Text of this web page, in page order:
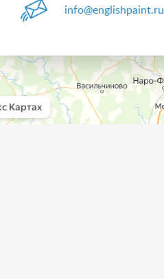
info@englishpaint.ru